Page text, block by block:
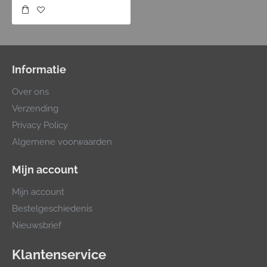
Informatie
Over ons
Verzending
Privacy Policy
Algemene voorwaarden
Mijn account
Mijn account
Bestelgeschiedenis
Nieuwsbrief
Klantenservice